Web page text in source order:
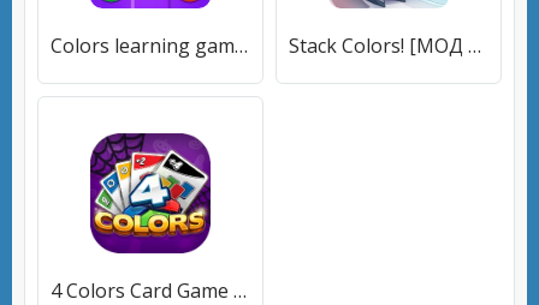
Colors learning games for kids [МОД Mega Pack] APK Android Stack Colors! [МОД Все открыто] APK Android
4 Colors Card Game (Цвета Карточная Игра) [МОД Меню] APK Android